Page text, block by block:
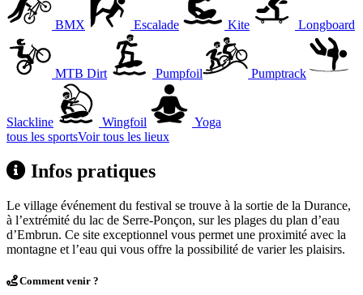
BMX Escalade Kite Longboard
MTB Dirt Pumpfoil Pumptrack
Slackline Wingfoil
Yoga
tous les sportsVoir tous les lieux
Infos pratiques
Le village événement du festival se trouve à la sortie de la Durance,
à l’extrémité du lac de Serre-Ponçon, sur les plages du plan d’eau
d’Embrun. Ce site exceptionnel vous permet une proximité avec la
montagne et l’eau qui vous offre la possibilité de varier les plaisirs.
Comment venir ?